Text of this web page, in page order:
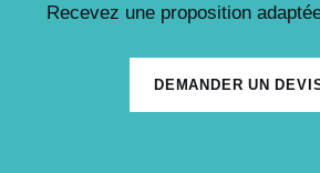
Recevez une proposition
DEMANDER UN